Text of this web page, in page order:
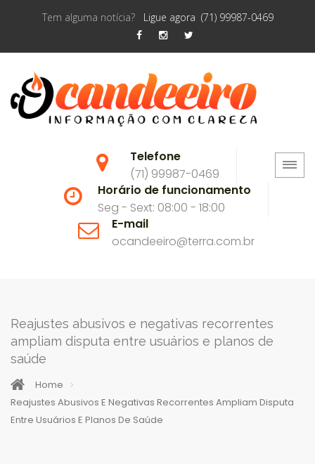
Tem alguma notícia? Ligue agora (71) 99987-0469
Telefone
(71) 99987-0469
Horário de funcionamento
Seg - Sext: 08:00 - 18:00
E-mail
ocandeeiro@terra.com.br
Reajustes abusivos e negativas recorrentes
ampliam disputa entre usuários e planos de
saúde
Home
Reajustes Abusivos E Negativas Recorrentes Ampliam Disputa
Entre Usuários E Planos De Saúde